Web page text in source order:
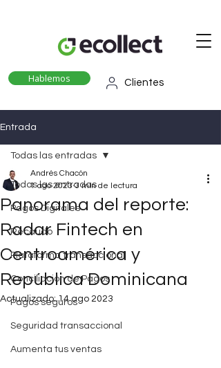
Clientes
Hablemos
Entrada
Todas las entradas
Pagos Digitales
Recaudo
Plataforma transaccional
Conciliación de Pagos
Pagos seguros
Seguridad transaccional
Aumenta tus ventas
Todas las entradas
Panorama del reporte:
Radar Fintech en
Centroamérica y
República Dominicana
Andrés Chacón
1 ago 2023 3 min de lectura
Actualizado:14 ago 2023